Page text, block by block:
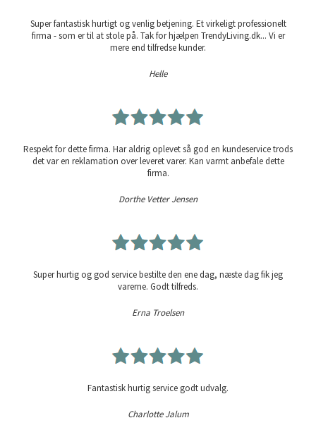
Super fantastisk hurtigt og venlig betjening. Et virkeligt professionelt
firma - som er til at stole på. Tak for hjælpen TrendyLiving.dk... Vi er
mere end tilfredse kunder.
Helle
Respekt for dette firma. Har aldrig oplevet så god en kundeservice trods
det var en reklamation over leveret varer. Kan varmt anbefale dette
firma.
Dorthe Vetter Jensen
Super hurtig og god service bestilte den ene dag, næste dag fik jeg
varerne. Godt tilfreds.
Erna Troelsen
Fantastisk hurtig service godt udvalg.
Charlotte Jalum